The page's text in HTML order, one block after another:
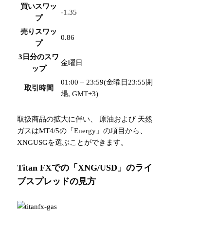
買いスワッ
プ
-1.35
売りスワッ
プ
0.86
3日分のスワ
ップ
金曜日
取引時間
01:00 – 23:59(金曜日23:55閉
場, GMT+3)
取扱商品の拡大に伴い、 原油および 天然
ガスはMT4/5の「Energy」の項目から、
XNGUSGを選ぶことができます。
Titan FXでの「XNG/USD」のライ
ブスプレッドの見方